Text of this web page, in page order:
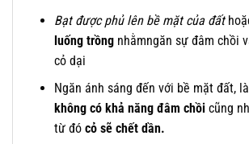
Bạt được phủ lên bề mặt của đất
luống trồngnhằmngăn sự đâm chồi
cỏ dại
Ngăn ánh sáng đến với bề mặt đất,
không có khả năng đâm chồicũng
từ đó cỏ sẽ chết dần.